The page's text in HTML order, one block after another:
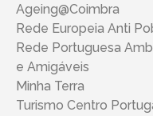
Ageing@Coimbra
Rede Europeia Anti
Rede Portuguesa
e Amigáveis
Minha Terra
Turismo Centro